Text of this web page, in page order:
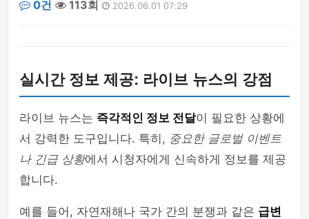
0건
113회 2026.06.01 07:29
실시간 정보 제공: 라이브 뉴스의 강점
라이브 뉴스는 즉각적인 정보 전달이 필요한 상황에
서 강력한 도구입니다. 특히, 중요한 글로벌 이벤트
나 긴급 상황에서 시청자에게 신속하게 정보를 제공
합니다.
예를 들어, 자연재해나 국가 간의 분쟁과 같은 급변